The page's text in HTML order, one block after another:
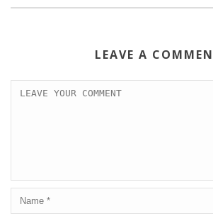
LEAVE A